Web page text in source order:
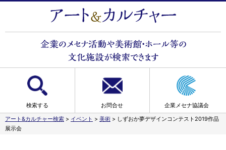
検索する お問合せ
企業メセナ協議会
アート&カルチャー検索 > イベント > 美術 > しずおか夢デザインコンテスト2019作品
展示会